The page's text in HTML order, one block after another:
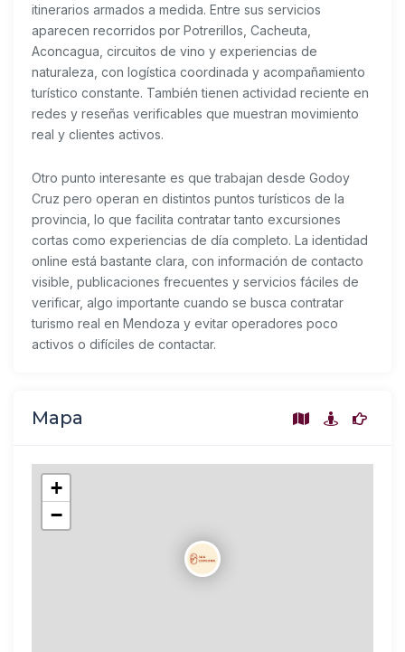
itinerarios armados a medida. Entre sus servicios
aparecen recorridos por Potrerillos, Cacheuta,
Aconcagua, circuitos de vino y experiencias de
naturaleza, con logística coordinada y acompañamiento
turístico constante. También tienen actividad reciente en
redes y reseñas verificables que muestran movimiento
real y clientes activos.
Otro punto interesante es que trabajan desde Godoy
Cruz pero operan en distintos puntos turísticos de la
provincia, lo que facilita contratar tanto excursiones
cortas como experiencias de día completo. La identidad
online está bastante clara, con información de contacto
visible, publicaciones frecuentes y servicios fáciles de
verificar, algo importante cuando se busca contratar
turismo real en Mendoza y evitar operadores poco
activos o difíciles de contactar.
Mapa
+
−